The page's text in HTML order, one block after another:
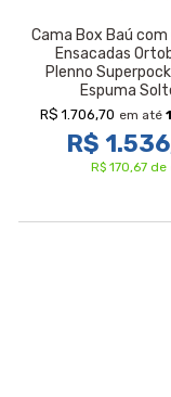
Cama Box Baú com
Ensacadas
Plenno
Espuma
R$ 1.706,70 em até
R$
R$ 170,67